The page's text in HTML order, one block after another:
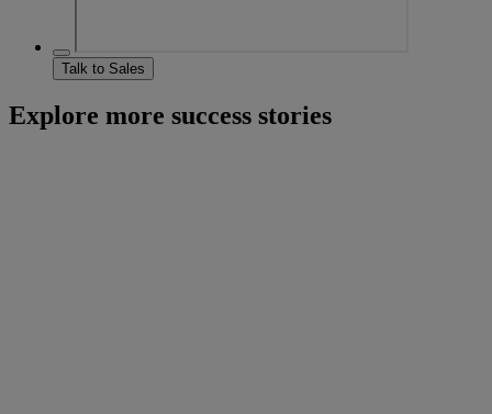
Talk to Sales
Explore more success stories